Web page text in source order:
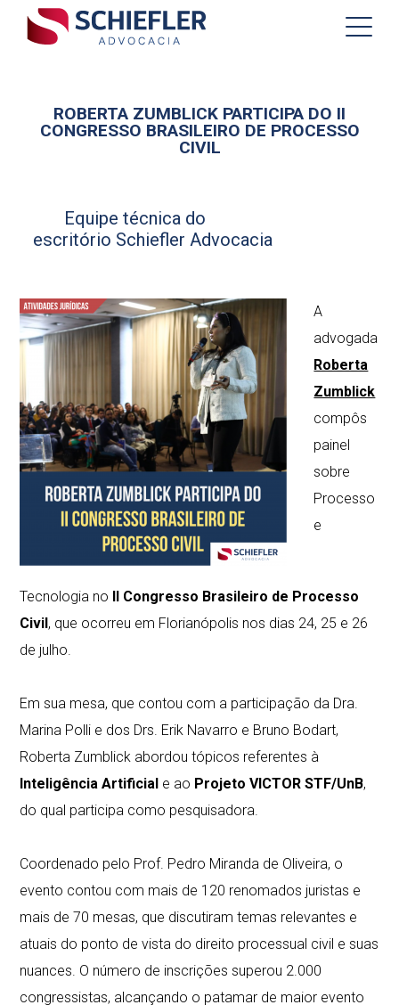
ROBERTA ZUMBLICK PARTICIPA DO II
CONGRESSO BRASILEIRO DE PROCESSO
CIVIL
Equipe técnica do
escritório Schiefler Advocacia
A
advogada
Roberta
Zumblick
compôs
painel
sobre
Processo
e
Tecnologia no II Congresso Brasileiro de Processo
Civil, que ocorreu em Florianópolis nos dias 24, 25 e 26
de julho.
Em sua mesa, que contou com a participação da Dra.
Marina Polli e dos Drs. Erik Navarro e Bruno Bodart,
Roberta Zumblick abordou tópicos referentes à
Inteligência Artificial e ao Projeto VICTOR STF/UnB,
do qual participa como pesquisadora.
Coordenado pelo Prof. Pedro Miranda de Oliveira, o
evento contou com mais de 120 renomados juristas e
mais de 70 mesas, que discutiram temas relevantes e
atuais do ponto de vista do direito processual civil e suas
nuances. O número de inscrições superou 2.000
congressistas, alcançando o patamar de maior evento